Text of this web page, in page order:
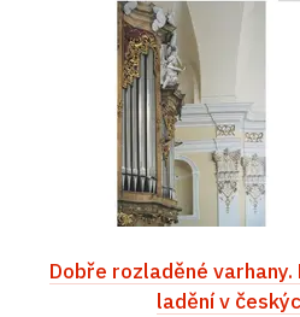
Dobře rozladěné varhany.
ladění v